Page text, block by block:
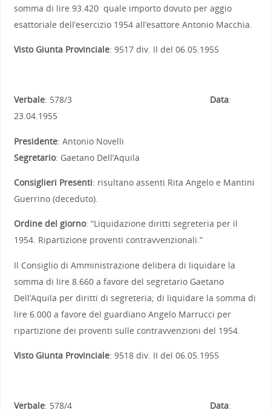
somma di lire 93.420 quale importo dovuto per aggio
esattoriale dell’esercizio 1954 all’esattore Antonio Macchia.
Visto Giunta Provinciale: 9517 div. II del 06.05.1955
Verbale: 578/3 Data:
23.04.1955
Presidente: Antonio Novelli
Segretario: Gaetano Dell’Aquila
Consiglieri Presenti: risultano assenti Rita Angelo e Mantini
Guerrino (deceduto).
Ordine del giorno: “Liquidazione diritti segreteria per il
1954. Ripartizione proventi contravvenzionali.”
Il Consiglio di Amministrazione delibera di liquidare la
somma di lire 8.660 a favore del segretario Gaetano
Dell’Aquila per diritti di segreteria; di liquidare la somma di
lire 6.000 a favore del guardiano Angelo Marrucci per
ripartizione dei proventi sulle contravvenzioni del 1954.
Visto Giunta Provinciale: 9518 div. II del 06.05.1955
Verbale: 578/4 Data: